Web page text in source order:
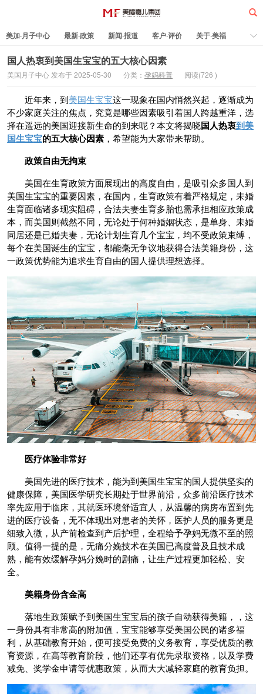
美福嘉儿
美加·月子中心 最新·政策 新闻·报道 客户·评价
关于·美福
热门·文章
所有·文章 孕妈科普 标签云
国人热衷到美国生宝宝的五大核心因素
美国月子中心 发布于 2025-05-30 分类： 孕妈科普 阅读(726 )
近年来，到美国生宝宝这一现象在国内悄然兴起，逐渐成为
不少家庭关注的焦点，究竟是哪些因素吸引着国人跨越重洋，选
择在遥远的美国迎接新生命的到来呢？本文将揭晓国人热衷到美
国生宝宝的五大核心因素 ，希望能为大家带来帮助。
政策自由无拘束
美国在生育政策方面展现出的高度自由，是吸引众多国人到
美国生宝宝的重要因素，在国内，生育政策有着严格规定，未婚
生育面临诸多现实阻碍，合法夫妻生育多胎也需承担相应政策成
本，而美国则截然不同，无论处于何种婚姻状态，是单身、未婚
同居还是已婚夫妻，无论计划生育几个宝宝，均不受政策束缚，
每个在美国诞生的宝宝，都能毫无争议地获得合法美籍身份，这
一政策优势能为追求生育自由的国人提供理想选择。
医疗体验非常好
美国先进的医疗技术，能为到美国生宝宝的国人提供坚实的
健康保障，美国医学研究长期处于世界前沿，众多前沿医疗技术
率先应用于临床，其就医环境舒适宜人，从温馨的病房布置到先
进的医疗设备，无不体现出对患者的关怀，医护人员的服务更是
细致入微，从产前检查到产后护理，全程给予孕妈无微不至的照
顾。值得一提的是，无痛分娩技术在美国已高度普及且技术成
熟，能有效缓解孕妈分娩时的剧痛，让生产过程更加轻松、安
全。
美籍身份含金高
落地生政策赋予到美国生宝宝后的孩子自动获得美籍，，这
一身份具有非常高的附加值，宝宝能够享受美国公民的诸多福
利，从基础教育开始，便可接受免费的义务教育，享受优质的教
育资源，在高等教育阶段，他们还享有优先录取资格，以及学费
减免、奖学金申请等优惠政策，从而大大减轻家庭的教育负担。